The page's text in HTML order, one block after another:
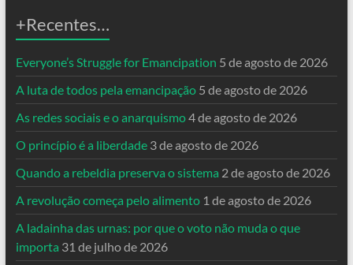
+Recentes…
Everyone’s Struggle for Emancipation 5 de agosto de 2026
A luta de todos pela emancipação 5 de agosto de 2026
As redes sociais e o anarquismo4 de agosto de 2026
O princípio é a liberdade 3 de agosto de 2026
Quando a rebeldia preserva o sistema 2 de agosto de 2026
A revolução começa pelo alimento 1 de agosto de 2026
A ladainha das urnas: por que o voto não muda o que
importa 31 de julho de 2026